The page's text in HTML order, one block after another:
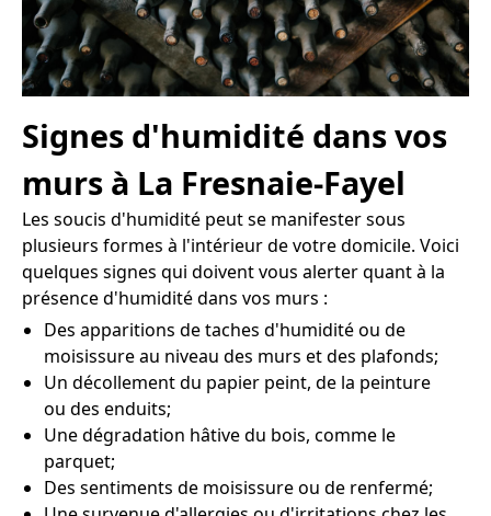
Signes d'humidité dans vos
murs à La Fresnaie-Fayel
Les soucis d'humidité peut se manifester sous
plusieurs formes à l'intérieur de votre domicile. Voici
quelques signes qui doivent vous alerter quant à la
présence d'humidité dans vos murs :
Des apparitions de taches d'humidité ou de
moisissure au niveau des murs et des plafonds;
Un décollement du papier peint, de la peinture
ou des enduits;
Une dégradation hâtive du bois, comme le
parquet;
Des sentiments de moisissure ou de renfermé;